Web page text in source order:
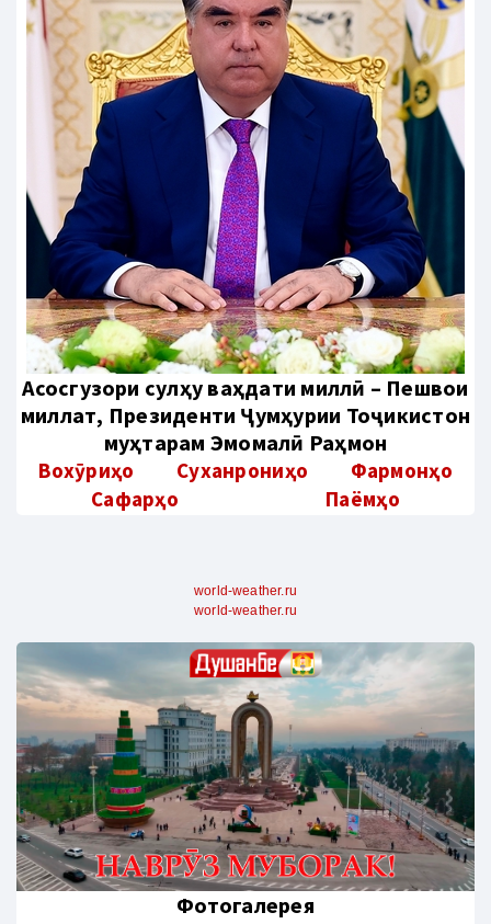
Aсосгузори сулҳу ваҳдати миллӣ – Пешвои
миллат, Президенти Ҷумҳурии Тоҷикистон
муҳтарам Эмомалӣ Раҳмон
Вохӯриҳо Суханрониҳо
Фармонҳо
Сафарҳо
Паёмҳо
world-weather.ru
world-weather.ru
Фотогалерея